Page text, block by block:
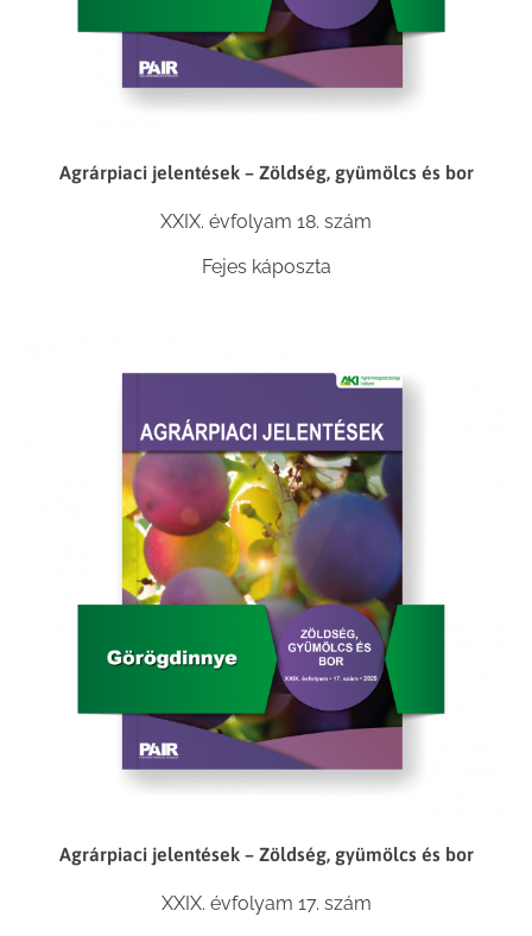
Agrárpiaci jelentések – Zöldség, gyümölcs és bor
XXIX. évfolyam 18. szám
Fejes káposzta
Agrárpiaci jelentések – Zöldség, gyümölcs és bor
XXIX. évfolyam 17. szám